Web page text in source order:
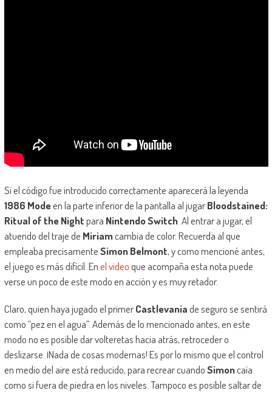
Si el código fue introducido correctamente aparecerá la leyenda
1986 Modeen la parte inferior de la pantalla al jugarBloodstained:
Ritual of the Nightpara Nintendo Switch. Al entrar a jugar, el
atuendo del traje de Miriamcambia de color. Recuerda al que
empleaba precisamenteSimon Belmont, y como mencioné antes,
el juego es más difícil. Enel videoque acompaña esta nota puede
verse un poco de este modo en acción y es muy retador.
Claro, quien haya jugado el primerCastlevaniade seguro se sentirá
como “pez en el agua”. Además de lo mencionado antes, en este
modo no es posible dar volteretas hacia atrás, retroceder o
deslizarse. ¡Nada de cosas modernas! Es por lo mismo que el control
en medio del aire está reducido, para recrear cuandoSimoncaía
como si fuera de piedra en los niveles. Tampoco es posible saltar de